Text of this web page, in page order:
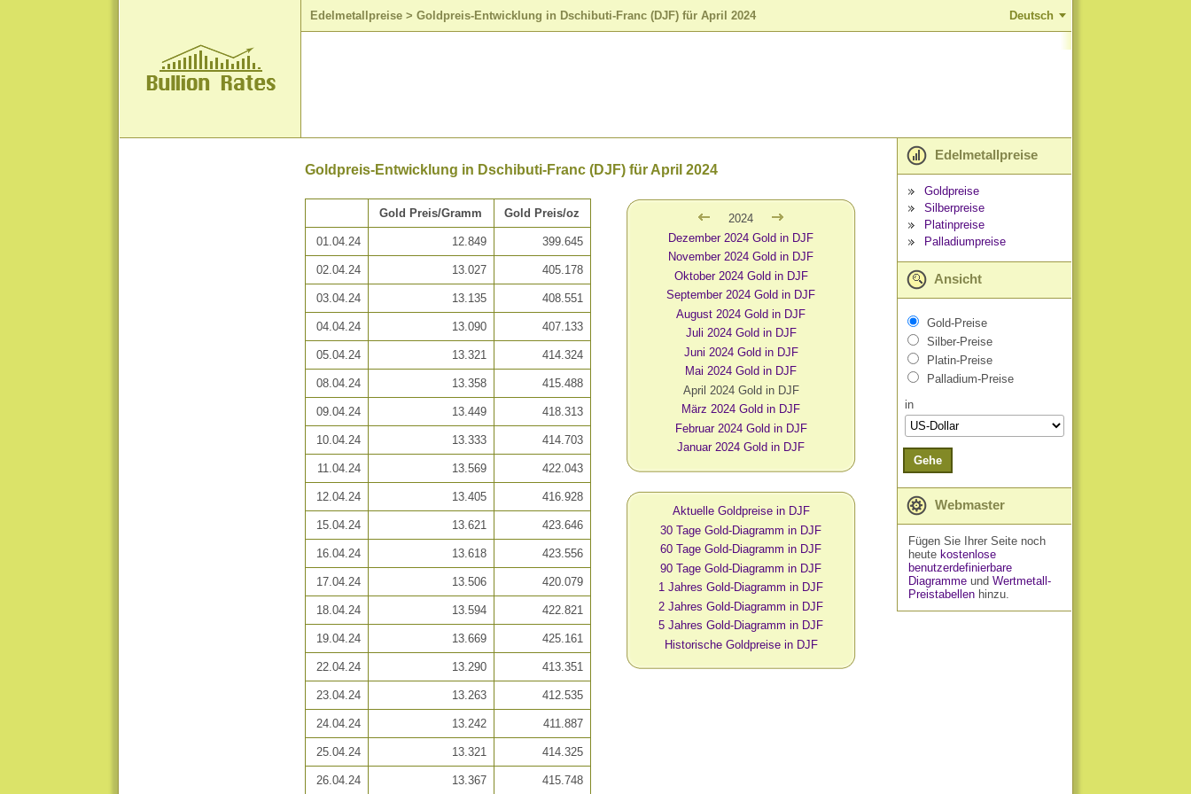
Edelmetallpreise > Goldpreis-Entwicklung in Dschibuti-Franc (DJF) für April 2024 Deutsch
Goldpreis-Entwicklung in Dschibuti-Franc (DJF) für April 2024
Gold Preis/Gramm Gold Preis/oz
01.04.24 12.849 399.645
02.04.24 13.027 405.178
03.04.24 13.135 408.551
04.04.24 13.090 407.133
05.04.24 13.321 414.324
08.04.24 13.358 415.488
09.04.24 13.449 418.313
10.04.24 13.333 414.703
11.04.24 13.569 422.043
12.04.24 13.405 416.928
15.04.24 13.621 423.646
16.04.24 13.618 423.556
17.04.24 13.506 420.079
18.04.24 13.594 422.821
19.04.24 13.669 425.161
22.04.24 13.290 413.351
23.04.24 13.263 412.535
24.04.24 13.242 411.887
25.04.24 13.321 414.325
26.04.24 13.367 415.748
2024
Dezember 2024 Gold in DJF
November 2024 Gold in DJF
Oktober 2024 Gold in DJF
September 2024 Gold in DJF
August 2024 Gold in DJF
Juli 2024 Gold in DJF
Juni 2024 Gold in DJF
Mai 2024 Gold in DJF
April 2024 Gold in DJF
März 2024 Gold in DJF
Februar 2024 Gold in DJF
Januar 2024 Gold in DJF
Aktuelle Goldpreise in DJF
30 Tage Gold-Diagramm in DJF
60 Tage Gold-Diagramm in DJF
90 Tage Gold-Diagramm in DJF
1 Jahres Gold-Diagramm in DJF
2 Jahres Gold-Diagramm in DJF
5 Jahres Gold-Diagramm in DJF
Historische Goldpreise in DJF
Edelmetallpreise
Goldpreise
Silberpreise
Platinpreise
Palladiumpreise
Ansicht
Gold-Preise
Silber-Preise
Platin-Preise
Palladium-Preise
in
Gehe
Webmaster
Fügen Sie Ihrer Seite noch
heute kostenlose
benutzerdefinierbare
Diagrammeund Wertmetall-
Preistabellenhinzu.